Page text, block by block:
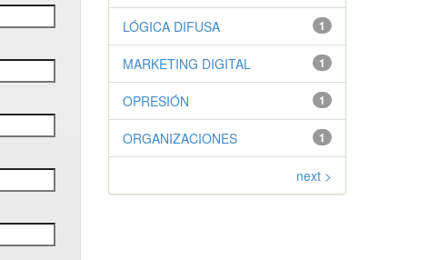
1
LÓGICA DIFUSA
1
MARKETING DIGITAL
1
OPRESIÓN
1
ORGANIZACIONES
next >